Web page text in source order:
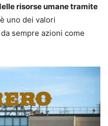
risorse umane tramite
è uno dei valori
sempre azioni come